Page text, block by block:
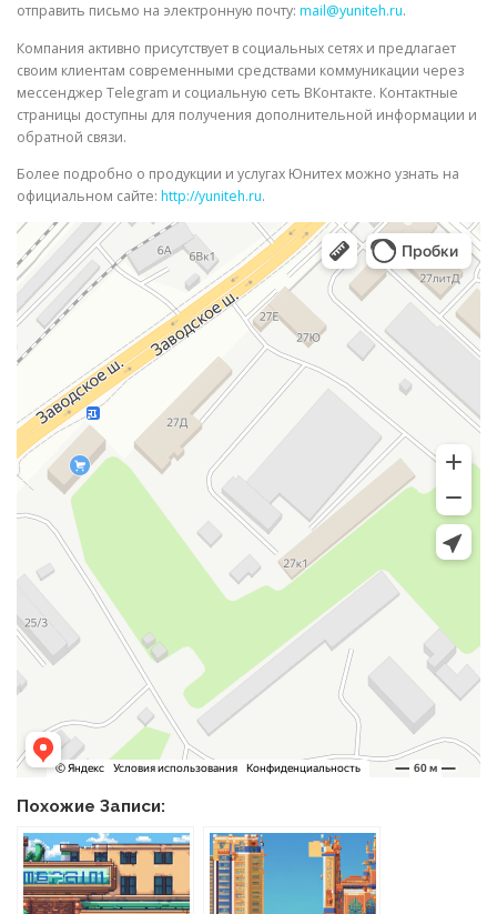
отправить письмо на электронную почту: mail@yuniteh.ru.
Компания активно присутствует в социальных сетях и предлагает
своим клиентам современными средствами коммуникации через
мессенджер Telegram и социальную сеть ВКонтакте. Контактные
страницы доступны для получения дополнительной информации и
обратной связи.
Более подробно о продукции и услугах Юнитех можно узнать на
официальном сайте: http://yuniteh.ru.
Похожие Записи: